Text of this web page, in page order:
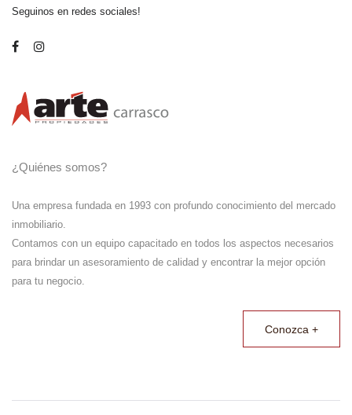
Seguinos en redes sociales!
¿Quiénes somos?
Una empresa fundada en 1993 con profundo conocimiento del mercado
inmobiliario.
Contamos con un equipo capacitado en todos los aspectos necesarios
para brindar un asesoramiento de calidad y encontrar la mejor opción
para tu negocio.
Conozca +